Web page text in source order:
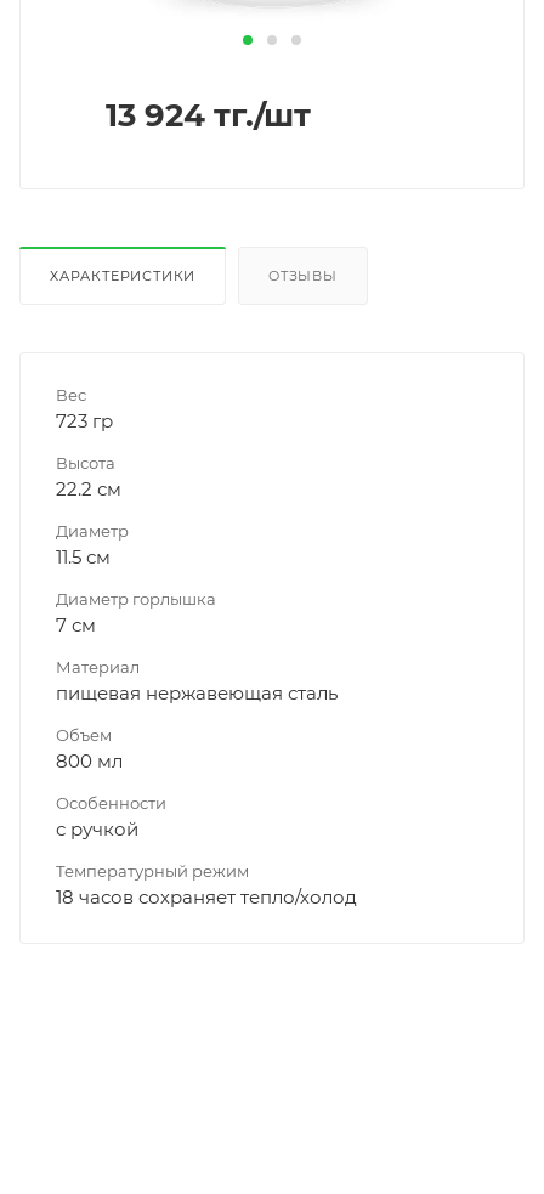
13 924 тг./шт
ХАРАКТЕРИСТИКИ ОТЗЫВЫ
Вес
723 гр
Высота
22.2 см
Диаметр
11.5 см
Диаметр горлышка
7 см
Материал
пищевая нержавеющая сталь
Объем
800 мл
Особенности
с ручкой
Температурный режим
18 часов сохраняет тепло/холод